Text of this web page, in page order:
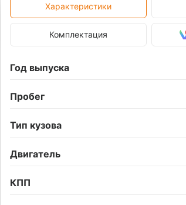
Характеристики
Комплектация
Год выпуска
Пробег
Тип кузова
Двигатель
КПП